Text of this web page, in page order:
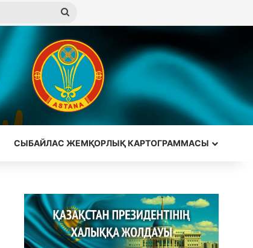
СЫБАЙЛАС ЖЕМҚОРЛЫҚ КАРТОГРАММАСЫ